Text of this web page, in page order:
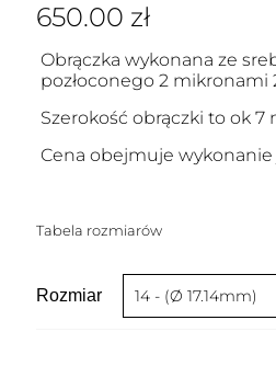
650.00 zł
Obrączka wykonana ze
pozłoconego 2 mikronami
Szerokość obrączki to ok 7
Cena obejmuje
Tabela rozmiarów
Rozmiar